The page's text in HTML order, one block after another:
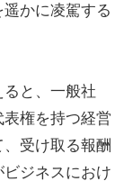
かに凌駕する
と、一般社
権を持つ経営
、受け取る報酬
ジネスにおけ